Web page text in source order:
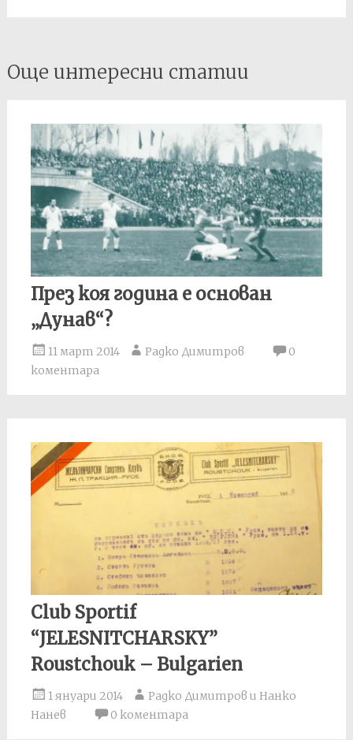
Post
navigation
Още интересни статии
През коя година е основан
„Дунав“?
11 март 2014 Радко Димитров
0
коментара
Club Sportif
“JELESNITCHARSKY”
Roustchouk – Bulgarien
1 януари 2014
Радко Димитров и Нанко
Нанев
0 коментара